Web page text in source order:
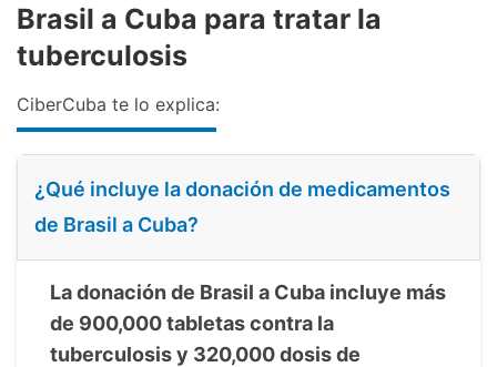
Brasil a Cuba para tratar la
tuberculosis
CiberCuba te lo explica:
¿Qué incluye la donación de medicamentos
de Brasil a Cuba?
La donación de Brasil a Cuba incluye más
de 900,000 tabletas contra la
tuberculosis y 320,000 dosis de